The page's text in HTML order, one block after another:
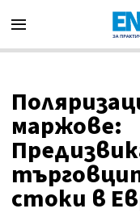
маржове:
стоки в